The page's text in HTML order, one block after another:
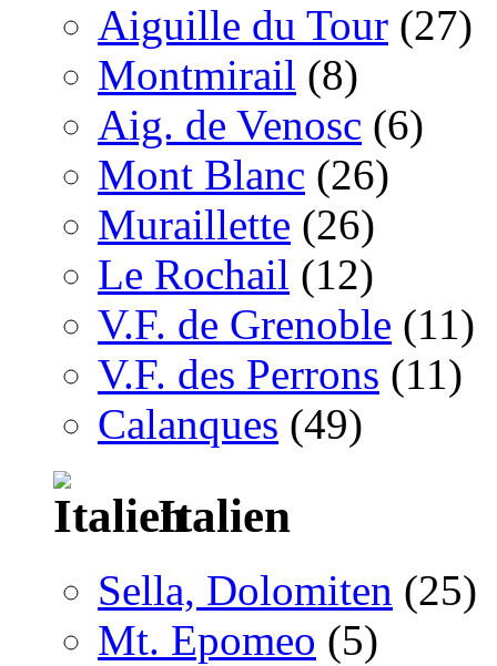
Aiguille du Tour (27)
Montmirail (8)
Aig. de Venosc (6)
Mont Blanc (26)
Muraillette (26)
Le Rochail (12)
V.F. de Grenoble (11)
V.F. des Perrons (11)
Calanques (49)
Italien
Sella, Dolomiten (25)
Mt. Epomeo (5)